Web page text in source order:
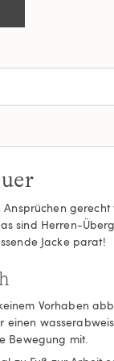
sind Herren-
Jacke parat!
Vorhaben
Bewegung mit.